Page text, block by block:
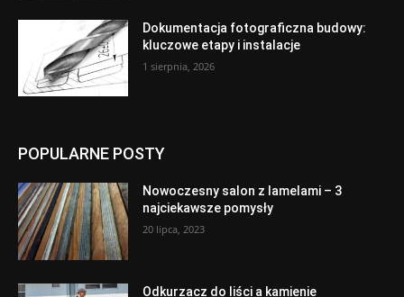
Dokumentacja fotograficzna budowy:
kluczowe etapy i instalacje
1 sierpnia, 2026
POPULARNE POSTY
Nowoczesny salon z lamelami – 3
najciekawsze pomysły
20 lipca, 2023
Odkurzacz do liści a kamienie